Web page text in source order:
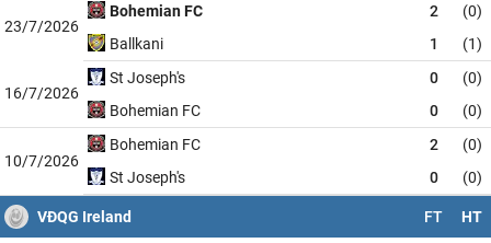
23/7/2026
Bohemian FC 2
(0)
Ballkani
1 (1)
16/7/2026
St Joseph's 0
(0)
Bohemian FC
0 (0)
10/7/2026
Bohemian FC 2
(0)
St Joseph's
0 (0)
VĐQG Ireland FT HT